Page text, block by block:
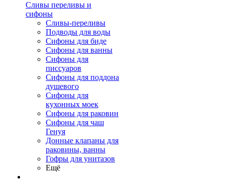
Сливы переливы и
сифоны
Сливы-переливы
Подводы для воды
Сифоны для биде
Сифоны для ванны
Сифоны для
писсуаров
Сифоны для поддона
душевого
Сифоны для
кухонных моек
Сифоны для раковин
Сифоны для чаш
Генуя
Донные клапаны для
раковины, ванны
Гофры для унитазов
Ещё